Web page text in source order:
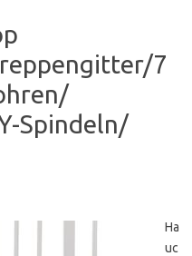
7
Spindeln/
Ha
uc